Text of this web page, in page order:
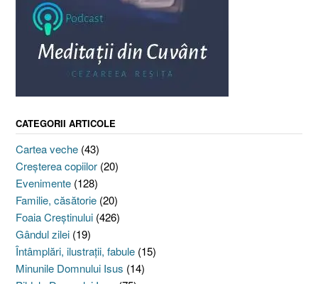
CATEGORII ARTICOLE
Cartea veche (43)
Creşterea copiilor (20)
Evenimente (128)
Familie, căsătorie (20)
Foaia Creştinului (426)
Gândul zilei (19)
Întâmplări, ilustraţii, fabule (15)
Minunile Domnului Isus (14)